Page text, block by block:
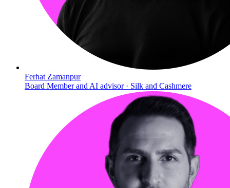
Ferhat Zamanpur
Board Member and AI advisor · Silk and Cashmere